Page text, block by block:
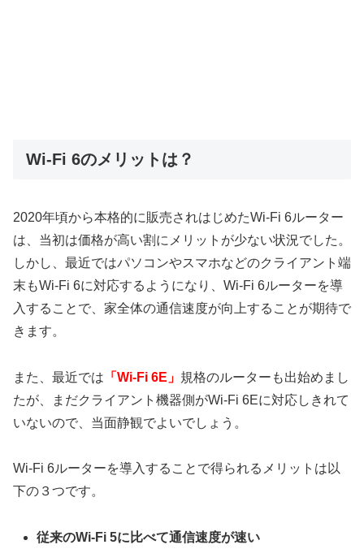
Wi-Fi 6のメリットは？
2020年頃から本格的に販売されはじめたWi-Fi 6ルーター
は、当初は価格が高い割にメリットが少ない状況でした。
しかし、最近ではパソコンやスマホなどのクライアント端
末もWi-Fi 6に対応するようになり、Wi-Fi 6ルーターを導
入することで、家全体の通信速度が向上することが期待で
きます。
また、最近では 「Wi-Fi 6E」 規格のルーターも出始めまし
たが、まだクライアント機器側がWi-Fi 6Eに対応しきれて
いないので、当面静観でよいでしょう。
Wi-Fi 6ルーターを導入することで得られるメリットは以
下の３つです。
従来のWi-Fi 5に比べて通信速度が速い